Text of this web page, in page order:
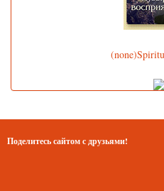
Поделитесь сайтом с друзьями!